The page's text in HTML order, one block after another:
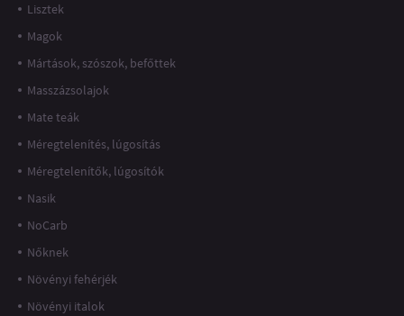
Lisztek
Magok
Mártások, szószok, befőttek
Masszázsolajok
Mate teák
Méregtelenítés, lúgosítás
Méregtelenítők, lúgosítók
Nasik
NoCarb
Nőknek
Növényi fehérjék
Növényi italok